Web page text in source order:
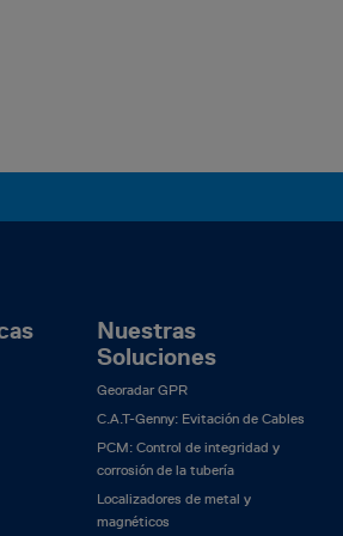
Nuestras
Soluciones
Georadar GPR
C.A.T-Genny: Evitación de Cables
PCM: Control de integridad y
corrosión de la tubería
Localizadores de metal y
magnéticos